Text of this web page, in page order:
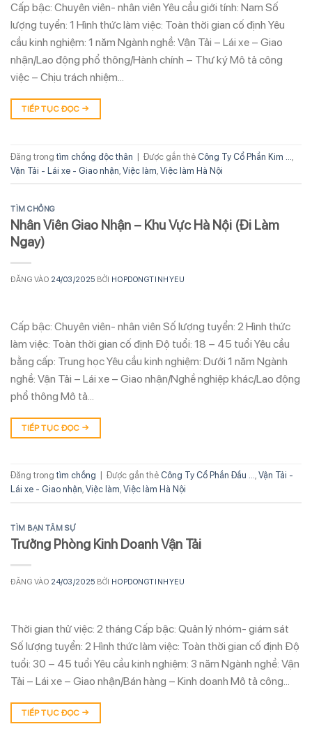
Cấp bậc: Chuyên viên- nhân viên Yêu cầu giới tính: Nam Số
lượng tuyển: 1 Hình thức làm việc: Toàn thời gian cố định Yêu
cầu kinh nghiệm: 1 năm Ngành nghề: Vận Tải – Lái xe – Giao
nhận/Lao động phổ thông/Hành chính – Thư ký Mô tả công
việc – Chịu trách nhiệm…
TIẾP TỤC ĐỌC →
Đăng trong tìm chồng độc thân | Được gắn thẻ Công Ty Cổ Phần Kim ...
Vận Tải - Lái xe - Giao nhận Việc làm Việc làm Hà Nội
TÌM CHỒNG
Nhân Viên Giao Nhận – Khu Vực Hà Nội (Đi Làm
Ngay)
ĐĂNG VÀO 24/03/2025 BỞI HOPDONGTINHYEU
Cấp bậc: Chuyên viên- nhân viên Số lượng tuyển: 2 Hình thức
làm việc: Toàn thời gian cố định Độ tuổi: 18 – 45 tuổi Yêu cầu
bằng cấp: Trung học Yêu cầu kinh nghiệm: Dưới 1 năm Ngành
nghề: Vận Tải – Lái xe – Giao nhận/Nghề nghiệp khác/Lao động
phổ thông Mô tả…
TIẾP TỤC ĐỌC →
Đăng trong tìm chồng Được gắn thẻ Công Ty Cổ Phần Đầu ..., Vận Tải -
Lái xe - Giao nhận, Việc làm, Việc làm Hà Nội
TÌM BẠN TÂM SỰ
Trưởng Phòng Kinh Doanh Vận Tải
ĐĂNG VÀO 24/03/2025 BỞI HOPDONGTINHYEU
Thời gian thử việc: 2 tháng Cấp bậc: Quản lý nhóm- giám sát
Số lượng tuyển: 2 Hình thức làm việc: Toàn thời gian cố định Độ
tuổi: 30 – 45 tuổi Yêu cầu kinh nghiệm: 3 năm Ngành nghề: Vận
Tải – Lái xe – Giao nhận/Bán hàng – Kinh doanh Mô tả công…
TIẾP TỤC ĐỌC →